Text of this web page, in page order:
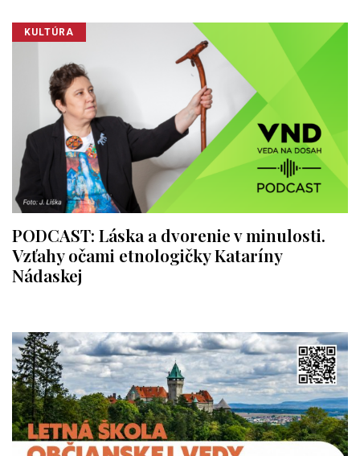
KULTÚRA
PODCAST: Láska a dvorenie v minulosti.
Vzťahy očami etnologičky Kataríny
Nádaskej